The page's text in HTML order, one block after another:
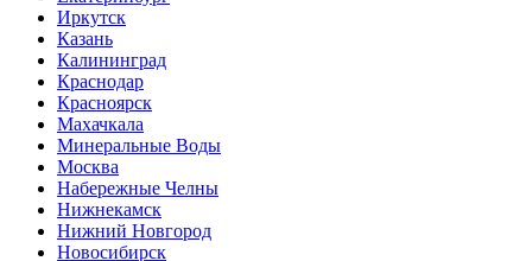
Иркутск
Казань
Калининград
Краснодар
Красноярск
Махачкала
Минеральные Воды
Москва
Набережные Челны
Нижнекамск
Нижний Новгород
Новосибирск